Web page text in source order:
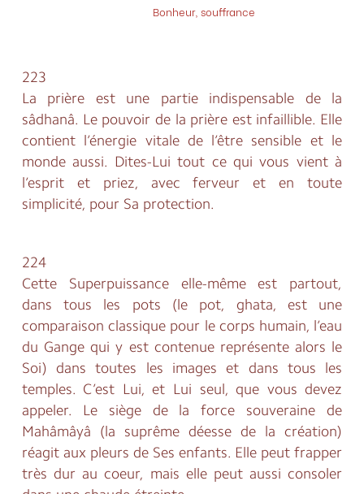
Bonheur, souffrance
223
La prière est une partie indispensable de la
sâdhanâ. Le pouvoir de la prière est infaillible. Elle
contient l’énergie vitale de l’être sensible et le
monde aussi. Dites-Lui tout ce qui vous vient à
l’esprit et priez, avec ferveur et en toute
simplicité, pour Sa protection.
224
Cette Superpuissance elle-même est partout,
dans tous les pots (le pot, ghata, est une
comparaison classique pour le corps humain, l’eau
du Gange qui y est contenue représente alors le
Soi) dans toutes les images et dans tous les
temples. C’est Lui, et Lui seul, que vous devez
appeler. Le siège de la force souveraine de
Mahâmâyâ (la suprême déesse de la création)
réagit aux pleurs de Ses enfants. Elle peut frapper
très dur au coeur, mais elle peut aussi consoler